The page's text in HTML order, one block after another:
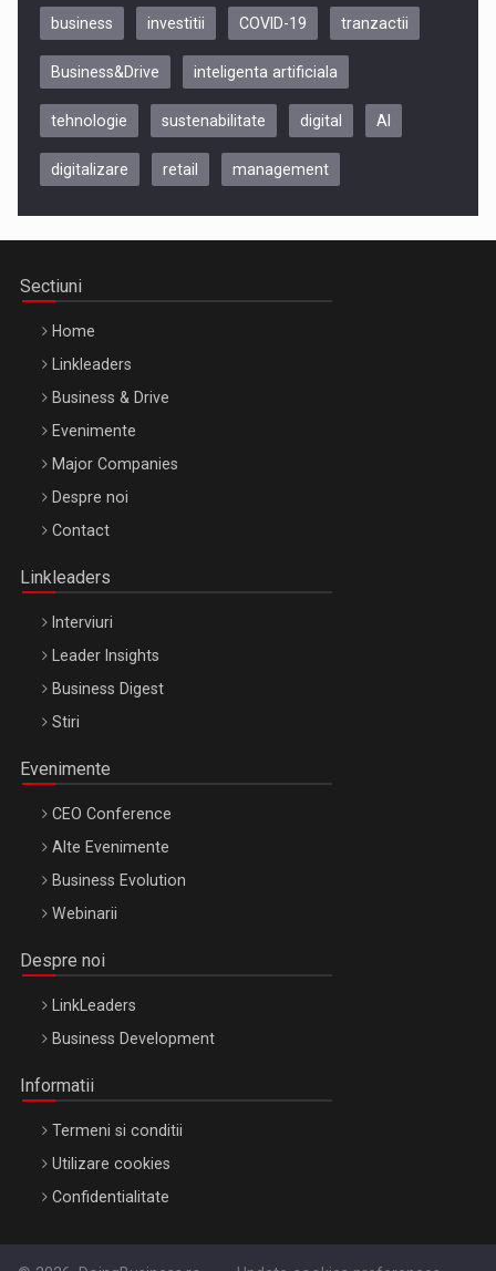
Be Inspired. Make it Happen!, CLUJ, 9 Decembrie
Be Inspired. Make it Happen!, ARTEMIS LETO, ORADEA, 8
Octombrie
business investitii COVID-19 tranzactii
Business&Drive inteligenta artificiala
tehnologie sustenabilitate digital AI
digitalizare retail management
Sectiuni
Home
Linkleaders
Business & Drive
Evenimente
Major Companies
Despre noi
Contact
Linkleaders
Interviuri
Leader Insights
Business Digest
Stiri
Evenimente
CEO Conference
Alte Evenimente
Business Evolution
Webinarii
Despre noi
LinkLeaders
Business Development
Informatii
Termeni si conditii
Utilizare cookies
Confidentialitate